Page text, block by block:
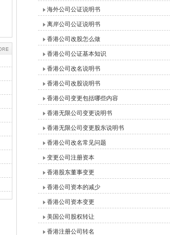
海外公司公证说明书
离岸公司公证说明书
香港公司改股怎么做
香港公司公证基本知识
香港公司改名说明书
香港公司改股说明书
香港公司变更包括哪些内容
香港无限公司变更说明书
香港无限公司变更股东说明书
香港公司改名常见问题
变更公司注册资本
香港股东董事变更
香港公司资本的减少
香港公司资本变更
美国公司股权转让
香港注册公司转名